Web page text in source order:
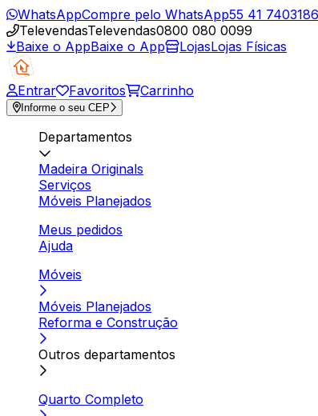
WhatsAppCompre pelo WhatsApp55 41
TelevendasTelevendas0800 080 0099
Baixe o AppBaixe o App LojasLojas Físicas
Entrar Favoritos Carrinho
Informe o seu CEP
Departamentos
Madeira Originals
Serviços
Móveis Planejados
Meus pedidos
Ajuda
Móveis
Móveis Planejados
Reforma e Construção
Outros departamentos
Quarto Completo